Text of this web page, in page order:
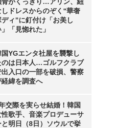
しドレスからのぞく“華奢
ディ”に釘付け「お美し
」「見惚れた」
国YGエンタ社屋を襲撃し
のは日本人…ゴルフクラブ
出入口の一部を破損、警察
経緯を調査へ
交際を実らせ結婚！韓国
性歌手、音楽プロデューサ
と明日（8日）ソウルで挙